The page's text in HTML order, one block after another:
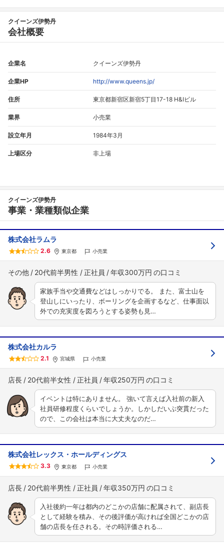
クイーンズ伊勢丹
会社概要
企業名 クイーンズ伊勢丹
企業HP http://www.queens.jp/
住所 東京都新宿区新宿5丁目17-18 H&Iビル
業界 小売業
設立年月 1984年3月
上場区分 非上場
クイーンズ伊勢丹
事業・業種類似企業
株式会社ラムラ
2.6 東京都 小売業
その他 20代前半男性 正社員 年収300万円
家族手当や交通費などはしっかりでる。 また、富士山を
登山しにいったり、ボーリングを企画するなど、仕事面以
外での充実度を図ろうとする姿勢も見…
株式会社カルラ
2.1 宮城県 小売業
店長 20代前半女性 正社員 年収250万円
イベントは特にありません。 強いて言えば入社前の新入
社員研修程度くらいでしょうか。しかしだいぶ突貫だった
ので、この会社は本当に大丈夫なのだ…
株式会社レックス・ホールディングス
3.3 東京都 小売業
店長 20代前半男性 正社員 年収350万円
入社後約一年は都内のどこかの店舗に配属されて、副店長
として経験を積み、その後評価が高ければ全国どこかの店
舗の店長を任される。その時評価される…